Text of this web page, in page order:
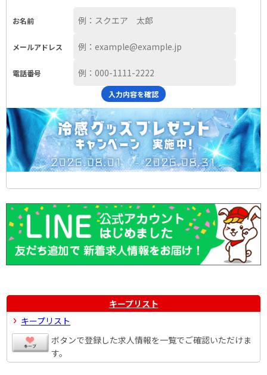
お名前
メールアドレス
電話番号
入力内容を確認
キープリスト
キープリスト
ボタンで登録した求人情報を一覧でご確認いただけま
す。